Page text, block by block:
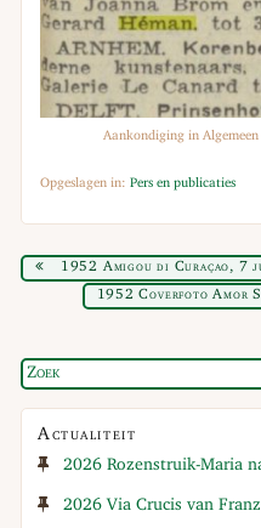
Aankondiging in
Opgeslagen in: Pers en publicaties
1952 Amigou di Curaçao, 7
1952 Coverfoto Amor
Actualiteit
2026 Rozenstruik-Maria
2026 Via Crucis van